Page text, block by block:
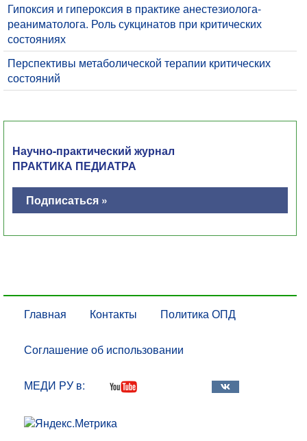
Гипоксия и гипероксия в практике анестезиолога-
реаниматолога. Роль сукцинатов при критических
состояниях
Перспективы метаболической терапии критических
состояний
Научно-практический журнал
ПРАКТИКА ПЕДИАТРА
Подписаться »
Главная Контакты Политика ОПД
Соглашение об использовании
МЕДИ РУ в: